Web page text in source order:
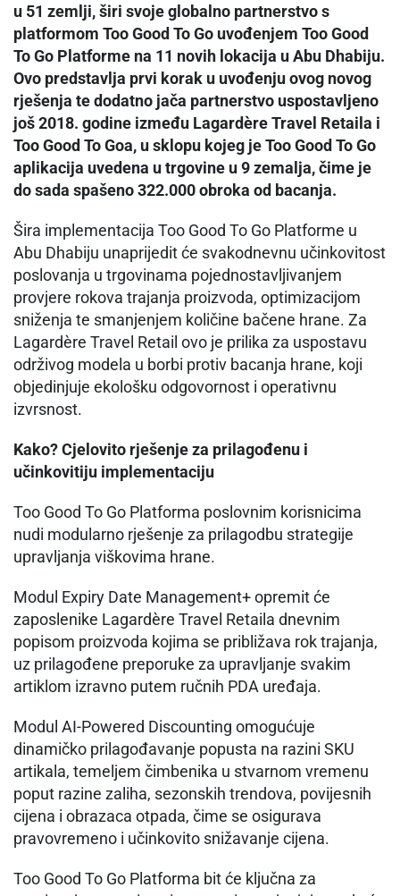
u 51 zemlji, širi svoje globalno partnerstvo s
platformom Too Good To Go uvođenjem Too Good
To Go Platforme na 11 novih lokacija u Abu Dhabiju.
Ovo predstavlja prvi korak u uvođenju ovog novog
rješenja te dodatno jača partnerstvo uspostavljeno
još 2018. godine između Lagardère Travel Retaila i
Too Good To Goa, u sklopu kojeg je Too Good To Go
aplikacija uvedena u trgovine u 9 zemalja, čime je
do sada spašeno 322.000 obroka od bacanja.
Šira implementacija Too Good To Go Platforme u
Abu Dhabiju unaprijedit će svakodnevnu učinkovitost
poslovanja u trgovinama pojednostavljivanjem
provjere rokova trajanja proizvoda, optimizacijom
sniženja te smanjenjem količine bačene hrane. Za
Lagardère Travel Retail ovo je prilika za uspostavu
održivog modela u borbi protiv bacanja hrane, koji
objedinjuje ekološku odgovornost i operativnu
izvrsnost.
Kako? Cjelovito rješenje za prilagođenu i
učinkovitiju implementaciju
Too Good To Go Platforma poslovnim korisnicima
nudi modularno rješenje za prilagodbu strategije
upravljanja viškovima hrane.
Modul Expiry Date Management+ opremit će
zaposlenike Lagardère Travel Retaila dnevnim
popisom proizvoda kojima se približava rok trajanja,
uz prilagođene preporuke za upravljanje svakim
artiklom izravno putem ručnih PDA uređaja.
Modul AI-Powered Discounting omogućuje
dinamičko prilagođavanje popusta na razini SKU
artikala, temeljem čimbenika u stvarnom vremenu
poput razine zaliha, sezonskih trendova, povijesnih
cijena i obrazaca otpada, čime se osigurava
pravovremeno i učinkovito snižavanje cijena.
Too Good To Go Platforma bit će ključna za